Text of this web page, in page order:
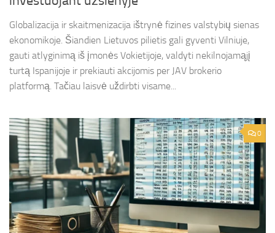
Globalizacija ir skaitmenizacija ištrynė fizines valstybių sienas
ekonomikoje. Šiandien Lietuvos pilietis gali gyventi Vilniuje,
gauti atlyginimą iš įmonės Vokietijoje, valdyti nekilnojamąjį
turtą Ispanijoje ir prekiauti akcijomis per JAV brokerio
platformą. Tačiau laisvė uždirbti visame...
0